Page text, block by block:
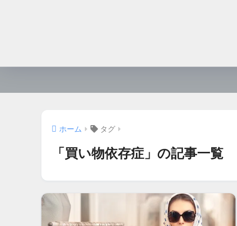
ホーム タグ
「買い物依存症」の記事一覧